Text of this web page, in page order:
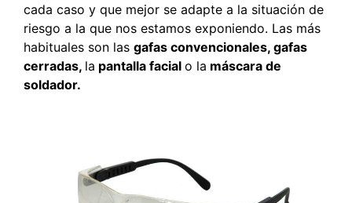
cada caso y que mejor se adapte a la situación de
riesgo a la que nos estamos exponiendo. Las más
habituales son las gafas convencionales, gafas
cerradas, la pantalla facial o la máscara de
soldador.